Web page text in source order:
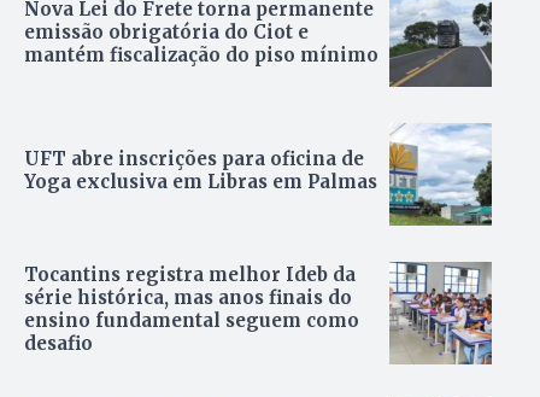
Nova Lei do Frete torna permanente
emissão obrigatória do Ciot e
mantém fiscalização do piso mínimo
UFT abre inscrições para oficina de
Yoga exclusiva em Libras em Palmas
Tocantins registra melhor Ideb da
série histórica, mas anos finais do
ensino fundamental seguem como
desafio